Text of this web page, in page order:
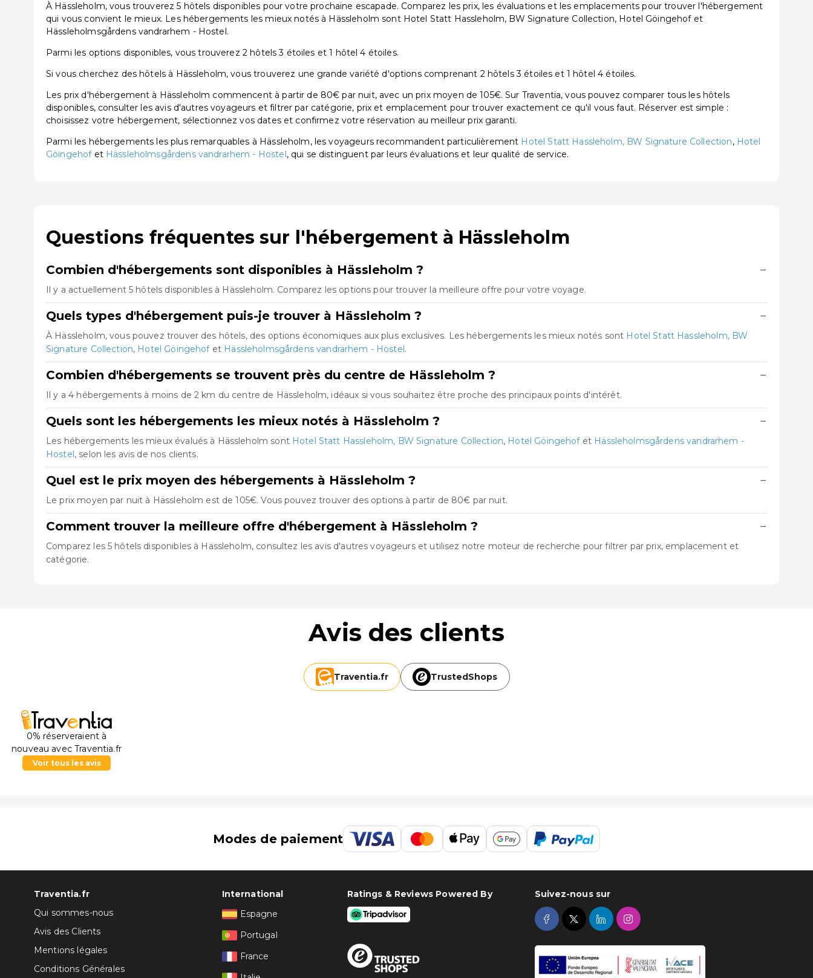
À Hässleholm, vous trouverez 5 hôtels disponibles pour votre prochaine escapade. Comparez les prix, les évaluations et les emplacements pour trouver l'hébergement
qui vous convient le mieux. Les hébergements les mieux notés à Hässleholm sont Hotel Statt Hassleholm, BW Signature Collection, Hotel Göingehof et
Hässleholmsgårdens vandrarhem - Hostel.
Parmi les options disponibles, vous trouverez 2 hôtels 3 étoiles et 1 hôtel 4 étoiles.
Si vous cherchez des hôtels à Hässleholm, vous trouverez une grande variété d'options comprenant 2 hôtels 3 étoiles et 1 hôtel 4 étoiles.
Les prix d'hébergement à Hässleholm commencent à partir de 80€ par nuit, avec un prix moyen de 105€. Sur Traventia, vous pouvez comparer tous les hôtels
disponibles, consulter les avis d'autres voyageurs et filtrer par catégorie, prix et emplacement pour trouver exactement ce qu'il vous faut. Réserver est simple :
choisissez votre hébergement, sélectionnez vos dates et confirmez votre réservation au meilleur prix garanti.
Parmi les hébergements les plus remarquables à Hässleholm, les voyageurs recommandent particulièrement Hotel Statt Hassleholm, BW Signature Collection, Hotel
Göingehofet Hässleholmsgårdens vandrarhem - Hostel, qui se distinguent par leurs évaluations et leur qualité de service.
Questions fréquentes sur l'hébergement à Hässleholm
Combien d'hébergements sont disponibles à Hässleholm ? −
Il y a actuellement 5 hôtels disponibles à Hässleholm. Comparez les options pour trouver la meilleure offre pour votre voyage.
Quels types d'hébergement puis-je trouver à Hässleholm ? −
À Hässleholm, vous pouvez trouver des hôtels, des options économiques aux plus exclusives. Les hébergements les mieux notés sont Hotel Statt Hassleholm, BW
Signature Collection, Hotel Göingehofet Hässleholmsgårdens vandrarhem - Hostel.
Combien d'hébergements se trouvent près du centre de Hässleholm ? −
Il y a 4 hébergements à moins de 2 km du centre de Hässleholm, idéaux si vous souhaitez être proche des principaux points d'intérêt.
Quels sont les hébergements les mieux notés à Hässleholm ? −
Les hébergements les mieux évalués à Hässleholm sont Hotel Statt Hassleholm, BW Signature Collection, Hotel Göingehofet Hässleholmsgårdens vandrarhem -
Hostel, selon les avis de nos clients.
Quel est le prix moyen des hébergements à Hässleholm ? −
Le prix moyen par nuit à Hässleholm est de 105€. Vous pouvez trouver des options à partir de 80€ par nuit.
Comment trouver la meilleure offre d'hébergement à Hässleholm ? −
Comparez les 5 hôtels disponibles à Hässleholm, consultez les avis d'autres voyageurs et utilisez notre moteur de recherche pour filtrer par prix, emplacement et
catégorie.
Avis des clients
Traventia.fr TrustedShops
0% réserveraient à
nouveau avec Traventia.fr
Voir tous les avis
Modes de paiement
Traventia.fr
Qui sommes-nous
Avis des Clients
Mentions légales
Conditions Générales
International
Espagne
Portugal
France
Ratings & Reviews Powered By Suivez-nous sur